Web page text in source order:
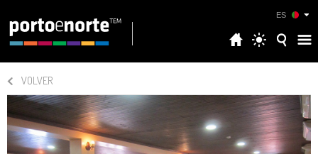
ES
VOLVER